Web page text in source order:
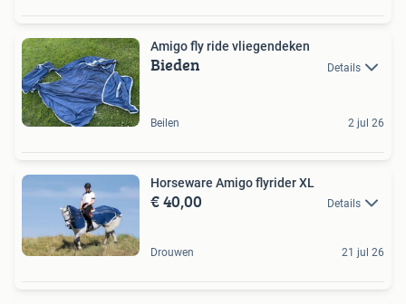
Amigo fly ride vliegendeken
Bieden Details
Beilen 2 jul 26
Horseware Amigo flyrider XL
€ 40,00 Details
Drouwen 21 jul 26